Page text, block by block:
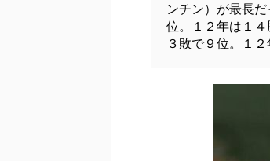
ンチン）が最長
位。１２年は１
３敗で９位。１